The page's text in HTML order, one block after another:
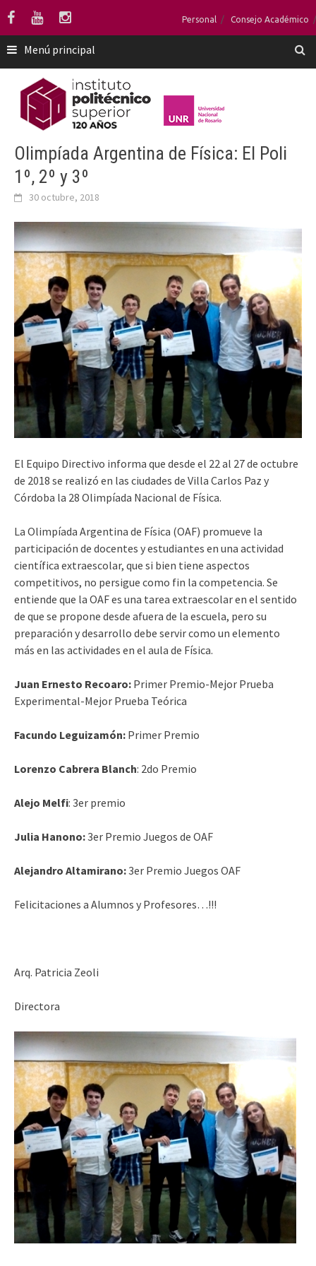
Saltar
contenido
Personal Consejo Académico
Menú principal
Olimpíada Argentina de Física: El Poli
1º, 2º y 3º
30 octubre, 2018
El Equipo Directivo informa que desde el 22 al 27 de octubre
de 2018 se realizó en las ciudades de Villa Carlos Paz y
Córdoba la 28 Olimpíada Nacional de Física.
La Olimpíada Argentina de Física (OAF) promueve la
participación de docentes y estudiantes en una actividad
científica extraescolar, que si bien tiene aspectos
competitivos, no persigue como fin la competencia. Se
entiende que la OAF es una tarea extraescolar en el sentido
de que se propone desde afuera de la escuela, pero su
preparación y desarrollo debe servir como un elemento
más en las actividades en el aula de Física.
Juan Ernesto Recoaro: Primer Premio-Mejor Prueba
Experimental-Mejor Prueba Teórica
Facundo Leguizamón: Primer Premio
Lorenzo Cabrera Blanch: 2do Premio
Alejo Melfi: 3er premio
Julia Hanono:3er Premio Juegos de OAF
Alejandro Altamirano:3er Premio Juegos OAF
Felicitaciones a Alumnos y Profesores…!!!
Arq. Patricia Zeoli
Directora